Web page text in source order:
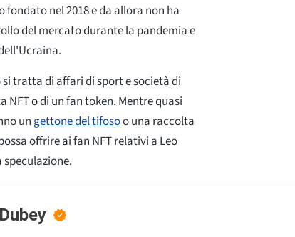
fondato nel 2018 e da allora non ha
del mercato durante la pandemia e
tratta di affari di sport e società di
o di un fan token. Mentre quasi
un gettone del tifosoo una raccolta
offrire ai fan NFT relativi a Leo
speculazione.